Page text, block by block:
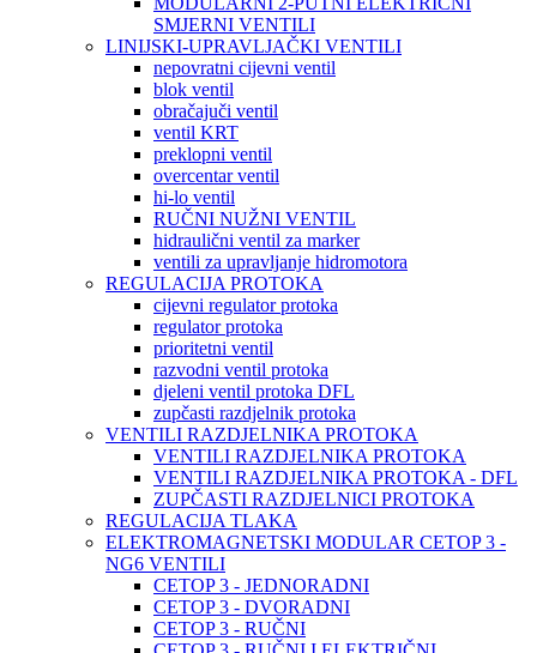
SMJERNI VENTILI
LINIJSKI-UPRAVLJAČKI VENTILI
nepovratni cijevni ventil
blok ventil
obračajuči ventil
ventil KRT
preklopni ventil
overcentar ventil
hi-lo ventil
RUČNI NUŽNI VENTIL
hidraulični ventil za marker
ventili za upravljanje hidromotora
REGULACIJA PROTOKA
cijevni regulator protoka
regulator protoka
prioritetni ventil
razvodni ventil protoka
djeleni ventil protoka DFL
zupčasti razdjelnik protoka
VENTILI RAZDJELNIKA PROTOKA
VENTILI RAZDJELNIKA PROTOKA
VENTILI RAZDJELNIKA PROTOKA - DFL
ZUPČASTI RAZDJELNICI PROTOKA
REGULACIJA TLAKA
ELEKTROMAGNETSKI MODULAR CETOP 3 -
NG6 VENTILI
CETOP 3 - JEDNORADNI
CETOP 3 - DVORADNI
CETOP 3 - RUČNI